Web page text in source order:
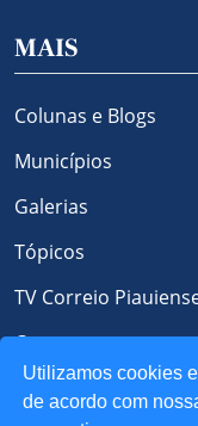
Utilizamos cookies
de acordo com
MAIS
Colunas e Blogs
Municípios
Galerias
Tópicos
TV Correio
Contato
Política de